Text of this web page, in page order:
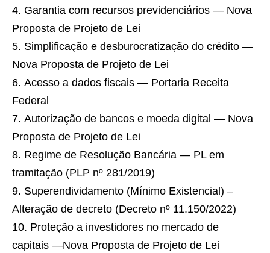
Garantia com recursos previdenciários — Nova
Proposta de Projeto de Lei
Simplificação e desburocratização do crédito —
Nova Proposta de Projeto de Lei
Acesso a dados fiscais — Portaria Receita
Federal
Autorização de bancos e moeda digital — Nova
Proposta de Projeto de Lei
Regime de Resolução Bancária — PL em
tramitação (PLP nº 281/2019)
Superendividamento (Mínimo Existencial) –
Alteração de decreto (Decreto nº 11.150/2022)
Proteção a investidores no mercado de
capitais —Nova Proposta de Projeto de Lei